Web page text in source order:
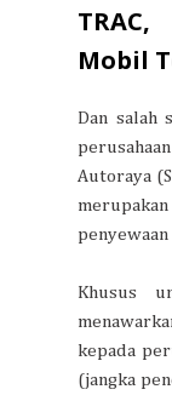
Mobil
Dan salah
Autoraya
Khusus
kepada
(jangka